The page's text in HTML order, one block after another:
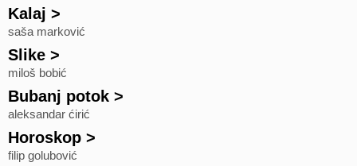
Kalaj >
saša marković
Slike >
miloš bobić
Bubanj potok >
aleksandar ćirić
Horoskop >
filip golubović